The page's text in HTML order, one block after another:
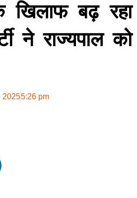
खिलाफ बढ़ रहा
ने राज्यपाल को
20255:26 pm